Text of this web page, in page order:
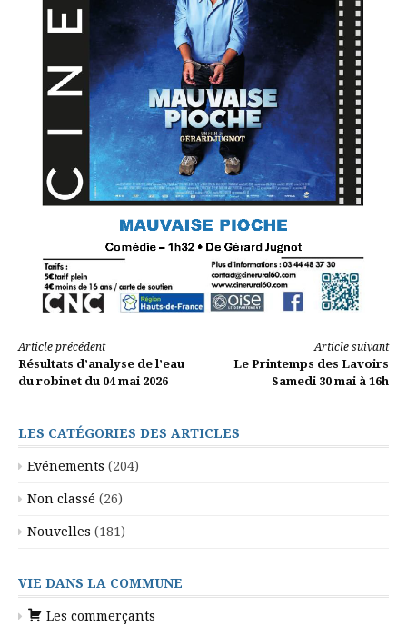
Lire
la
suite
Article précédent
Résultats d’analyse de l’eau
du robinet du 04 mai 2026
Article suivant
Le Printemps des Lavoirs
Samedi 30 mai à 16h
LES CATÉGORIES DES ARTICLES
Evénements (204)
Non classé (26)
Nouvelles (181)
VIE DANS LA COMMUNE
Les commerçants